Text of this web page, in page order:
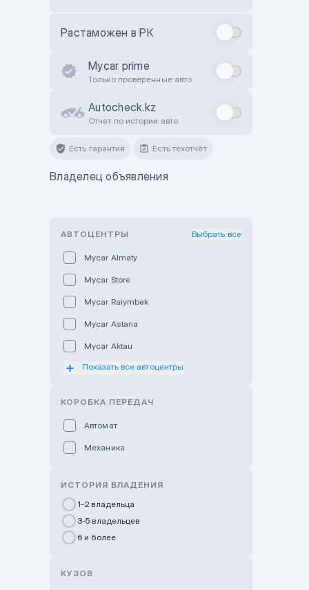
Растаможен в РК
Mycar prime
Только проверенные авто
Autocheck.kz
Отчет по истории авто
Есть гарантия Есть техотчёт
Владелец объявления
АВТОЦЕНТРЫ Выбрать все
Mycar Almaty
Mycar Store
Mycar Raiymbek
Mycar Astana
Mycar Aktau
Mycar Uralsk
GWM Nurly Zhol
Chery Astana
Показать все автоцентры
КОРОБКА ПЕРЕДАЧ
Автомат
Механика
ИСТОРИЯ ВЛАДЕНИЯ
1-2 владельца
3-5 владельцев
6 и более
КУЗОВ